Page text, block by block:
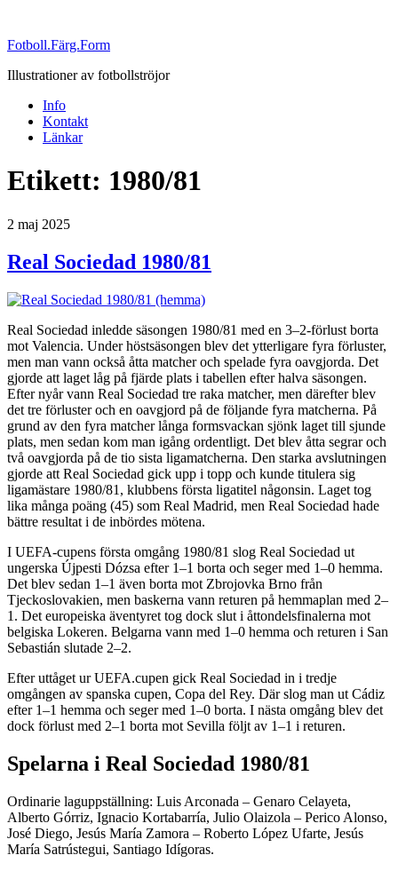
Fotboll.Färg.Form
Illustrationer av fotbollströjor
Info
Kontakt
Länkar
Etikett: 1980/81
Publicerat
2 maj 2025
Real Sociedad 1980/81
Real Sociedad inledde säsongen 1980/81 med en 3–2-förlust borta
mot Valencia. Under höstsäsongen blev det ytterligare fyra förluster,
men man vann också åtta matcher och spelade fyra oavgjorda. Det
gjorde att laget låg på fjärde plats i tabellen efter halva säsongen.
Efter nyår vann Real Sociedad tre raka matcher, men därefter blev
det tre förluster och en oavgjord på de följande fyra matcherna. På
grund av den fyra matcher långa formsvackan sjönk laget till sjunde
plats, men sedan kom man igång ordentligt. Det blev åtta segrar och
två oavgjorda på de tio sista ligamatcherna. Den starka avslutningen
gjorde att Real Sociedad gick upp i topp och kunde titulera sig
ligamästare 1980/81, klubbens första ligatitel någonsin. Laget tog
lika många poäng (45) som Real Madrid, men Real Sociedad hade
bättre resultat i de inbördes mötena.
I UEFA-cupens första omgång 1980/81 slog Real Sociedad ut
ungerska Újpesti Dózsa efter 1–1 borta och seger med 1–0 hemma.
Det blev sedan 1–1 även borta mot Zbrojovka Brno från
Tjeckoslovakien, men baskerna vann returen på hemmaplan med 2–
1. Det europeiska äventyret tog dock slut i åttondelsfinalerna mot
belgiska Lokeren. Belgarna vann med 1–0 hemma och returen i San
Sebastián slutade 2–2.
Efter uttåget ur UEFA.cupen gick Real Sociedad in i tredje
omgången av spanska cupen, Copa del Rey. Där slog man ut Cádiz
efter 1–1 hemma och seger med 1–0 borta. I nästa omgång blev det
dock förlust med 2–1 borta mot Sevilla följt av 1–1 i returen.
Spelarna i Real Sociedad 1980/81
Ordinarie laguppställning: Luis Arconada – Genaro Celayeta,
Alberto Górriz, Ignacio Kortabarría, Julio Olaizola – Perico Alonso,
José Diego, Jesús María Zamora – Roberto López Ufarte, Jesús
María Satrústegui, Santiago Idígoras.